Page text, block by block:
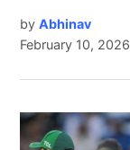
by Abhinav
February 10, 2026